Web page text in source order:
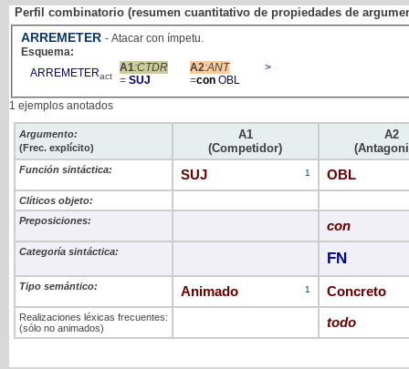
Perfil combinatorio (resumen cuantitativo de propiedades de
ARREMETER - Atacar con ímpetu.
Esquema:
ARREMETERact
A1:CTDR
= SUJ
A2:ANT
=con OBL
>
1 ejemplos anotados
Argumento:
(Frec. explícito)
A1
(Competidor)
A2
Función sintáctica: SUJ 1 OBL
Clíticos objeto:
Preposiciones:
con
Categoría sintáctica: FN
Tipo semántico: Animado 1 Concreto
Realizaciones léxicas frecuentes:
(sólo no animados)
todo